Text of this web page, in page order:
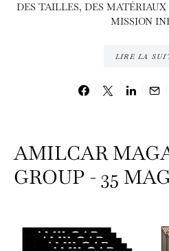
DES TAILLES, DES
MISSION
LIRE LA
AMILCAR
GROUP - 35